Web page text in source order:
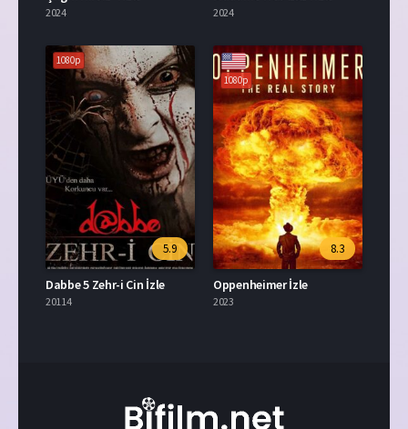
2024 2024
1080p
5.9
Dabbe 5 Zehr-i Cin İzle
20114
1080p
8.3
Oppenheimer İzle
2023